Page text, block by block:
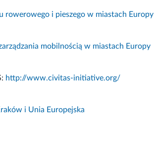
rowerowego i pieszego w miastach Europy
mobilnością w miastach Europy
http://www.civitas-initiative.org/
i Unia Europejska